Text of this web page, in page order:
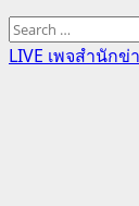
Search
for:
LIVE เพจสำนัก